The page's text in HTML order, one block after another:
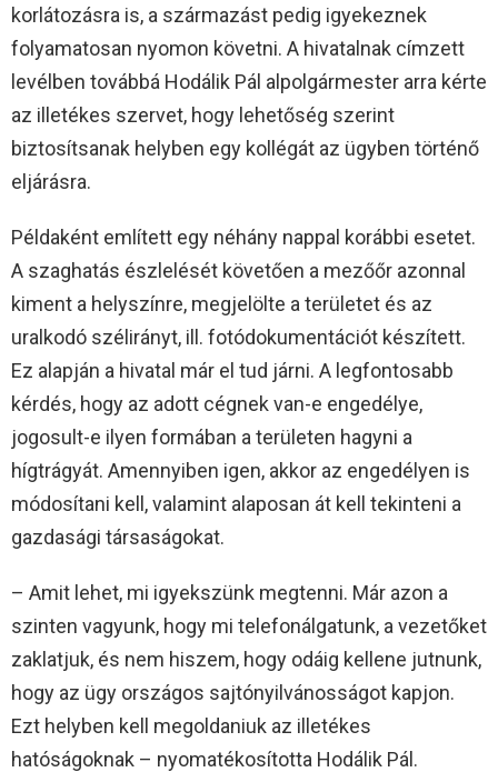
korlátozásra is, a származást pedig igyekeznek
folyamatosan nyomon követni. A hivatalnak címzett
levélben továbbá Hodálik Pál alpolgármester arra kérte
az illetékes szervet, hogy lehetőség szerint
biztosítsanak helyben egy kollégát az ügyben történő
eljárásra.
Példaként említett egy néhány nappal korábbi esetet.
A szaghatás észlelését követően a mezőőr azonnal
kiment a helyszínre, megjelölte a területet és az
uralkodó szélirányt, ill. fotódokumentációt készített.
Ez alapján a hivatal már el tud járni. A legfontosabb
kérdés, hogy az adott cégnek van-e engedélye,
jogosult-e ilyen formában a területen hagyni a
hígtrágyát. Amennyiben igen, akkor az engedélyen is
módosítani kell, valamint alaposan át kell tekinteni a
gazdasági társaságokat.
– Amit lehet, mi igyekszünk megtenni. Már azon a
szinten vagyunk, hogy mi telefonálgatunk, a vezetőket
zaklatjuk, és nem hiszem, hogy odáig kellene jutnunk,
hogy az ügy országos sajtónyilvánosságot kapjon.
Ezt helyben kell megoldaniuk az illetékes
hatóságoknak – nyomatékosította Hodálik Pál.